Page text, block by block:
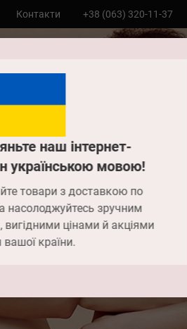
наш інтернет-
українською мовою!
товари з доставкою по
насолоджуйтесь зручним
вигідними цінами й акціями
країни.
Контакти +38 (063) 320-11-37